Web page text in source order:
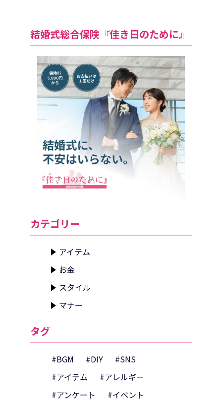
結婚式総合保険『佳き日のために』
カテゴリー
アイテム
お金
スタイル
マナー
タグ
#BGM #DIY
#SNS
#アイテム
#アレルギー
#アンケート
#イベント